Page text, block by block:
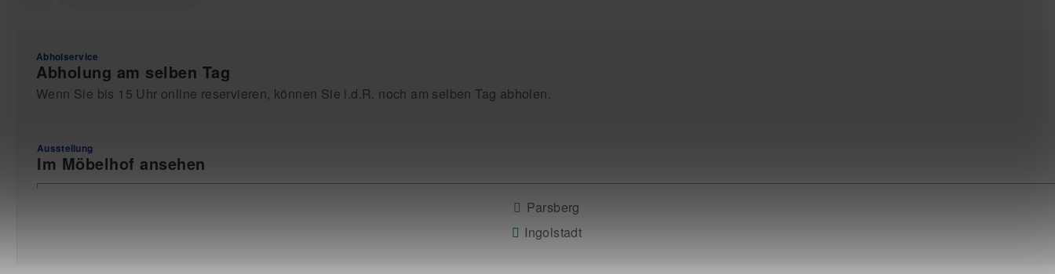
Abholservice
Abholung am selben Tag
Wenn Sie bis 15 Uhr online reservieren, können Sie i.d.R. noch am selben Tag abholen.
Ausstellung
Im Möbelhof ansehen
Parsberg
Ingolstadt